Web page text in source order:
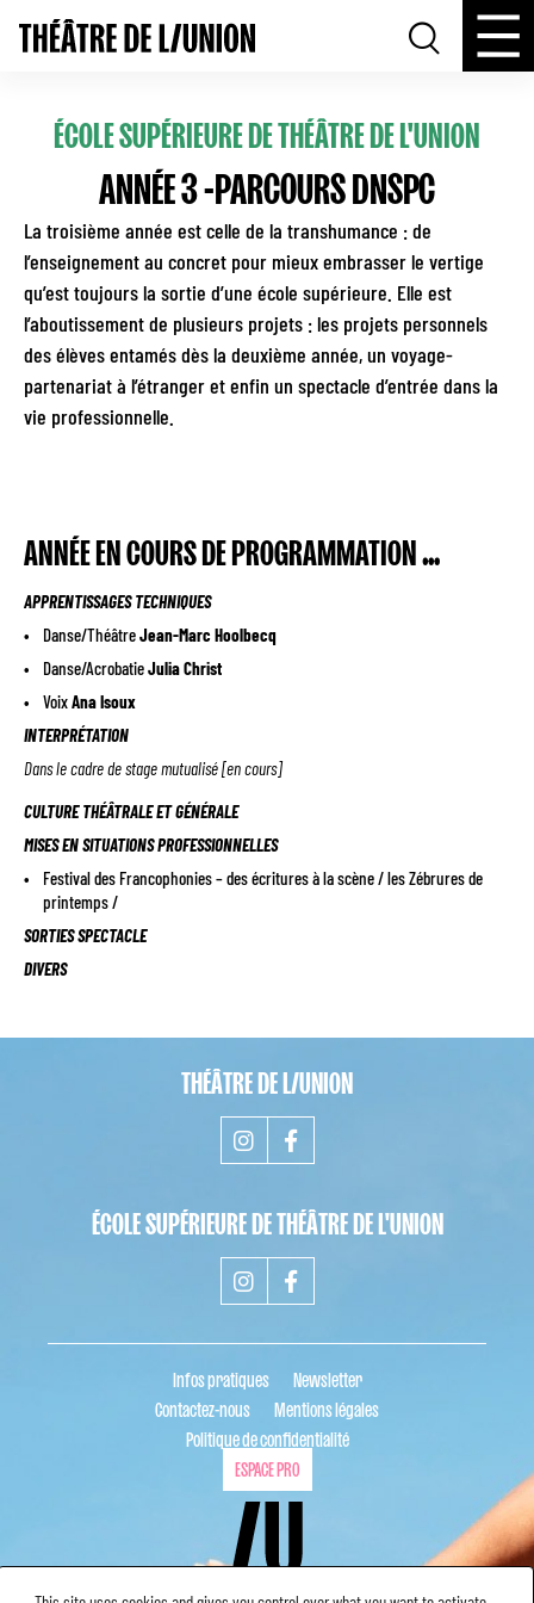
ÉCOLE SUPÉRIEURE DE THÉÂTRE DE L'UNION
ANNÉE 3 -PARCOURS DNSPC
La troisième année est celle de la transhumance : de
l’enseignement au concret pour mieux embrasser le vertige
qu’est toujours la sortie d’une école supérieure. Elle est
l’aboutissement de plusieurs projets : les projets personnels
des élèves entamés dès la deuxième année, un voyage-
partenariat à l’étranger et enfin un spectacle d’entrée dans la
vie professionnelle.
ANNÉE EN COURS DE PROGRAMMATION …
APPRENTISSAGES TECHNIQUES
Danse/ThéâtreJean-Marc Hoolbecq
Danse/AcrobatieJulia Christ
VoixAna Isoux
INTERPRÉTATION
Dans le cadre de stage mutualisé [en cours]
CULTURE THÉÂTRALE ET GÉNÉRALE
MISES EN SITUATIONS PROFESSIONNELLES
Festival des Francophonies – des écritures à la scène / les Zébrures de
printemps /
SORTIES SPECTACLE
DIVERS
THÉÂTRE DE L/UNION
ÉCOLE SUPÉRIEURE DE THÉÂTRE DE L'UNION
Infos pratiques
Newsletter
Contactez-nous
Mentions légales
Politique de confidentialité
ESPACE PRO